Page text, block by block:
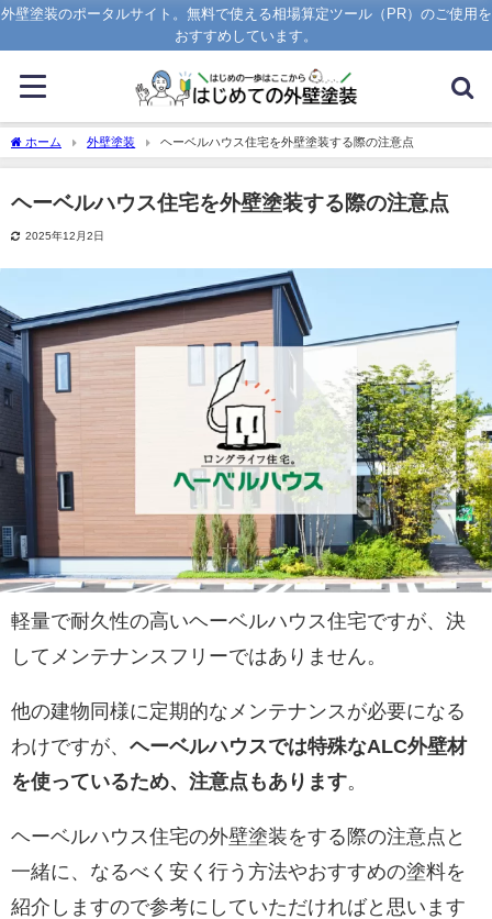
外壁塗装のポータルサイト。無料で使える相場算定ツール（PR）のご使用を
おすすめしています。
ホーム 外壁塗装 ヘーベルハウス住宅を外壁塗装する際の注意点
ヘーベルハウス住宅を外壁塗装する際の注意点
2025年12月2日
軽量で耐久性の高いヘーベルハウス住宅ですが、決
してメンテナンスフリーではありません。
他の建物同様に定期的なメンテナンスが必要になる
わけですが、 ヘーベルハウスでは特殊なALC外壁材
を使っているため、注意点もあります。
ヘーベルハウス住宅の外壁塗装をする際の注意点と
一緒に、なるべく安く行う方法やおすすめの塗料を
紹介しますので参考にしていただければと思います